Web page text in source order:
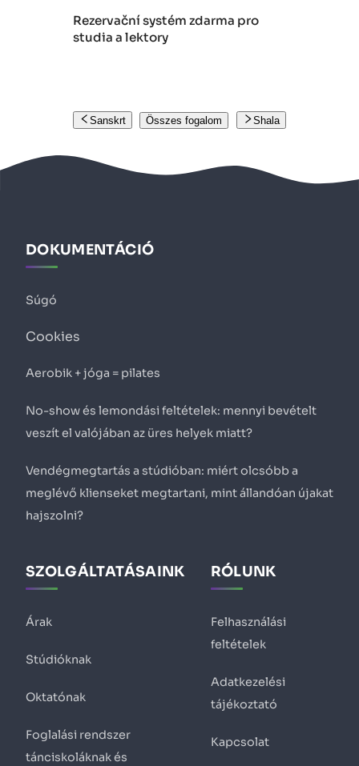
Rezervační systém zdarma pro
studia a lektory
Sanskrt Összes fogalom Shala
DOKUMENTÁCIÓ
Súgó
Cookies
Aerobik + jóga = pilates
No-show és lemondási feltételek: mennyi bevételt
veszít el valójában az üres helyek miatt?
Vendégmegtartás a stúdióban: miért olcsóbb a
meglévő klienseket megtartani, mint állandóan újakat
hajszolni?
SZOLGÁLTATÁSAINK
Árak
Stúdióknak
Oktatónak
Foglalási rendszer
tánciskoláknak és
RÓLUNK
Felhasználási
feltételek
Adatkezelési
tájékoztató
Kapcsolat